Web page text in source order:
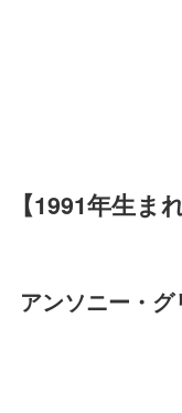
【1991年生ま
アンソニー・